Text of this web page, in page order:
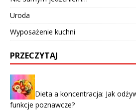
Uroda
Wyposażenie kuchni
PRZECZYTAJ
Dieta a koncentracja: Jak
funkcje poznawcze?